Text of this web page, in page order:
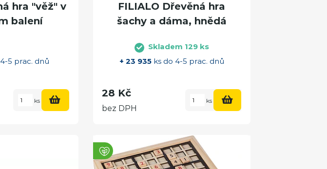
hra "věž" v
balení
5 prac. dnů
ks
FILIALO Dřevěná hra
šachy a dáma, hnědá
Skladem 129 ks
+ 23 935ks do 4-5 prac. dnů
28 Kč
bez DPH
ks